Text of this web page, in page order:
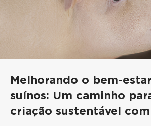
Melhorando o bem-
suínos: Um caminho
criação sustentável